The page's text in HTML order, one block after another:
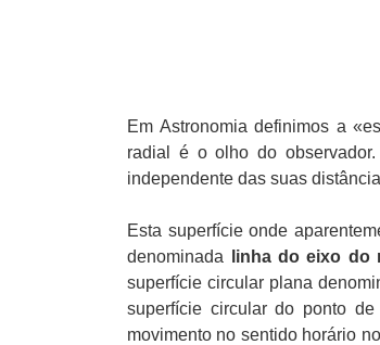
Em Astronomia definimos a
radial é o olho do
independente das suas
Esta superfície onde
denominada
linha do eixo do
superfície circular plana
superfície circular do ponto
movimento no sentido horário